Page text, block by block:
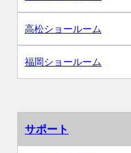
高松ショールーム
福岡ショールーム
サポート